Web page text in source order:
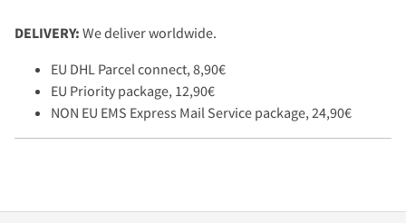
DELIVERY: We deliver worldwide.
EU DHL Parcel connect, 8,90€
EU Priority package, 12,90€
NON EU EMS Express Mail Service package, 24,90€